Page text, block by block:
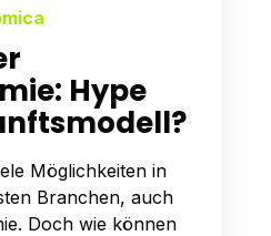
Hype
Möglichkeiten in
Branchen, auch
Doch wie können